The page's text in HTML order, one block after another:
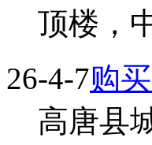
顶楼，
26-4-7购
高唐县